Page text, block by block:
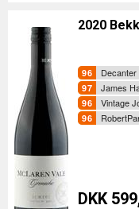
2020
Decanter
James
Vintage
DKK